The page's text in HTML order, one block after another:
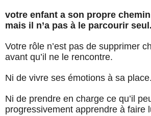
votre enfant a son propre
mais il n’a pas à le parcourir seul.
Votre rôle n’est pas de supprimer
avant qu’il ne le rencontre.
Ni de vivre ses émotions à sa place.
Ni de prendre en charge ce qu’il
progressivement apprendre à faire